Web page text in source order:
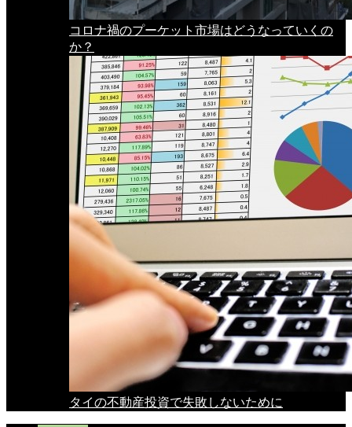
コロナ禍のプーケット市場はどうなっていくの
か？
タイの不動産投資で失敗しないために